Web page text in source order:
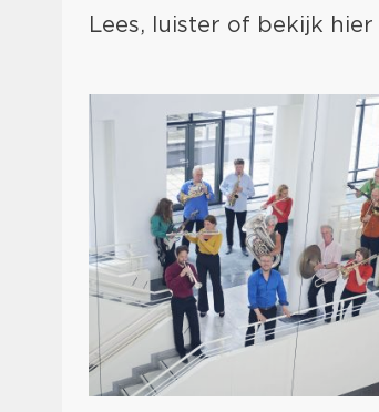
Lees, luister of bekijk hier